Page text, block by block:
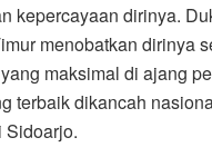
kepercayaan dirinya.
menobatkan dirinya
maksimal di ajang
terbaik dikancah
Sidoarjo.